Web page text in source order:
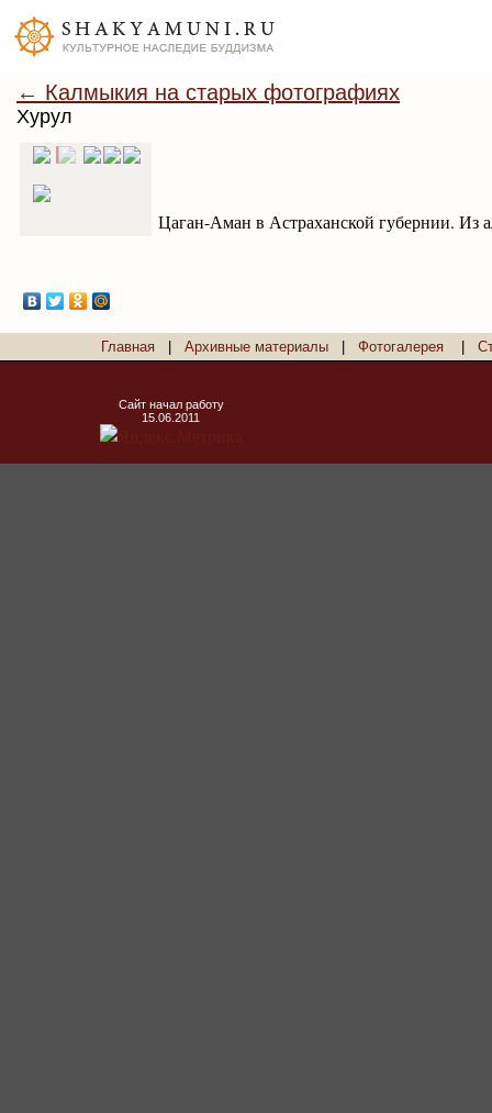
← Калмыкия на старых фотографиях
Хурул
Цаган-Аман в Астраханской губернии. Из
Главная Архивные материалы Фотогалерея
Сайт начал работу
15.06.2011